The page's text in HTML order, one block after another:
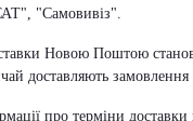
"Самовивіз".
Новою Поштою
доставляють замовлення
про терміни